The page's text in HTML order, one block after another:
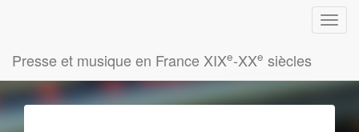
Presse et musique en France XIXe-XXe siècles